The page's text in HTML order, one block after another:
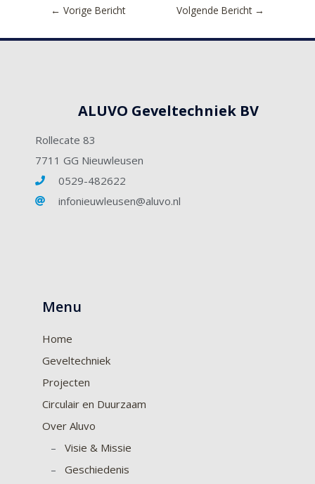
← Vorige Bericht Volgende Bericht →
ALUVO Geveltechniek BV
Rollecate 83
7711 GG Nieuwleusen
0529-482622
infonieuwleusen@aluvo.nl
Menu
Home
Geveltechniek
Projecten
Circulair en Duurzaam
Over Aluvo
– Visie & Missie
– Geschiedenis